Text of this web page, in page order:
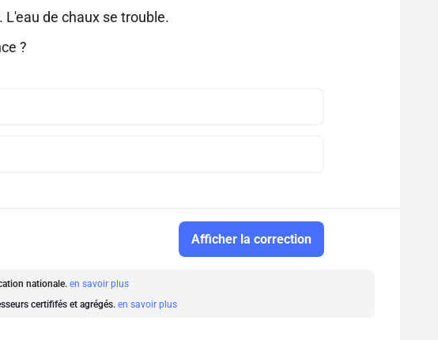
L'eau de chaux se trouble.
?
Afficher la correction
nationale. en savoir plus
certififés et agrégés. en savoir plus